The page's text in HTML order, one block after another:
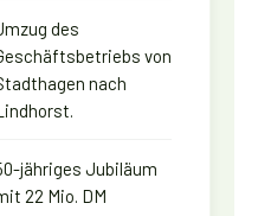
des
von
nach
jähriges Jubiläum
22 Mio. DM